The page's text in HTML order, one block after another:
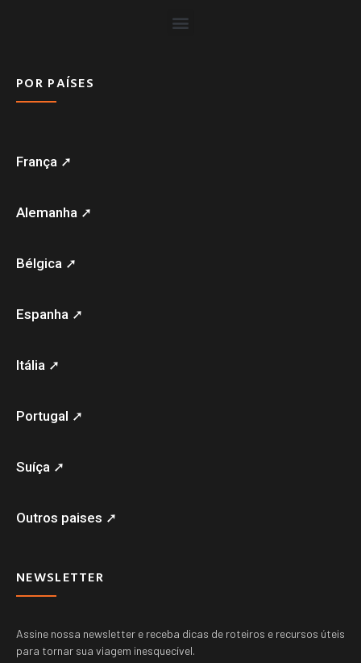
POR PAÍSES
França ➚
Alemanha ➚
Bélgica ➚
Espanha ➚
Itália ➚
Portugal ➚
Suíça ➚
Outros paises ➚
NEWSLETTER
Assine nossa newsletter e receba dicas de roteiros e recursos úteis
para tornar sua viagem inesquecível.